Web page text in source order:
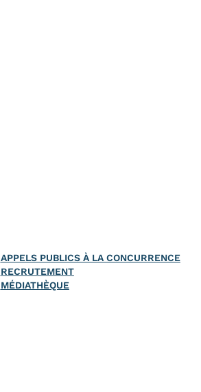
APPELS PUBLICS À LA CONCURRENCE
RECRUTEMENT
MÉDIATHÈQUE